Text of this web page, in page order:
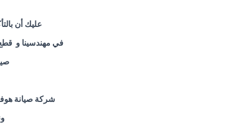
عليك أن
في مهندسينا و
شركة صيانة